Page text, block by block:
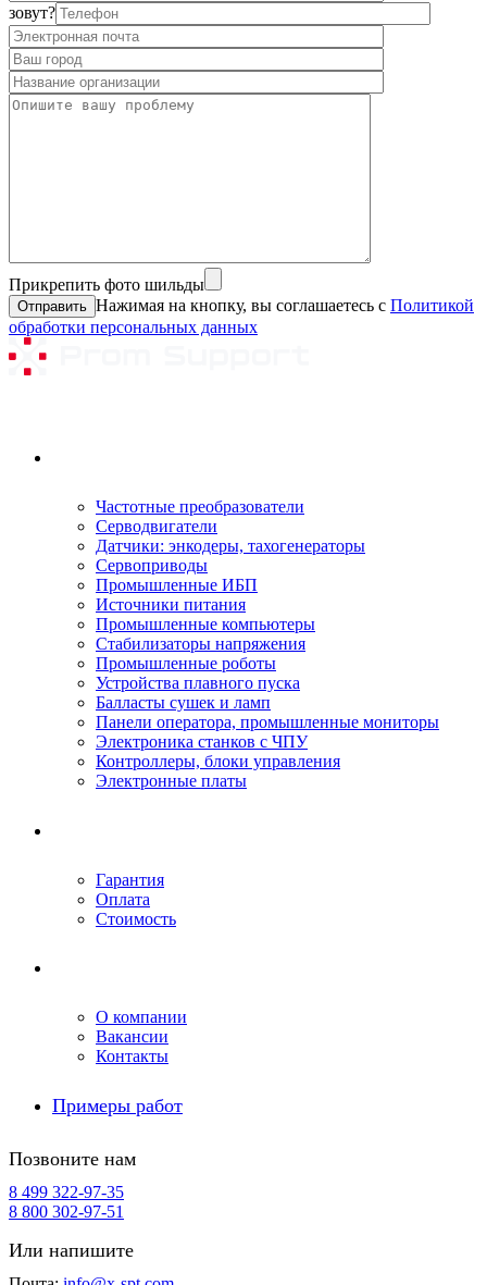
зовут?
Прикрепить фото шильды
Нажимая на кнопку, вы соглашаетесь с Политикой
обработки персональных данных
Частотные преобразователи
Серводвигатели
Датчики: энкодеры, тахогенераторы
Сервоприводы
Промышленные ИБП
Источники питания
Промышленные компьютеры
Стабилизаторы напряжения
Промышленные роботы
Устройства плавного пуска
Балласты сушек и ламп
Панели оператора, промышленные мониторы
Электроника станков с ЧПУ
Контроллеры, блоки управления
Электронные платы
Гарантия
Оплата
Стоимость
О компании
Вакансии
Контакты
Примеры работ
Позвоните нам
8 499 322-97-35
8 800 302-97-51
Или напишите